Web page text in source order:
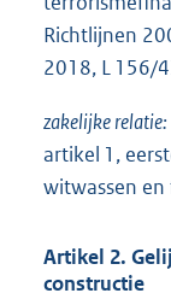
Richtlijnen
2018, L 156/
zakelijke relatie:
artikel 1,
witwassen
Artikel 2.
constructie